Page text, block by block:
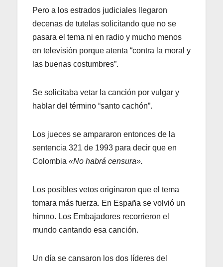
Pero a los estrados judiciales llegaron
decenas de tutelas solicitando que no se
pasara el tema ni en radio y mucho menos
en televisión porque atenta “contra la moral y
las buenas costumbres”.
Se solicitaba vetar la canción por vulgar y
hablar del término “santo cachón”.
Los jueces se ampararon entonces de la
sentencia 321 de 1993 para decir que en
Colombia «No habrá censura».
Los posibles vetos originaron que el tema
tomara más fuerza. En España se volvió un
himno. Los Embajadores recorrieron el
mundo cantando esa canción.
Un día se cansaron los dos líderes del